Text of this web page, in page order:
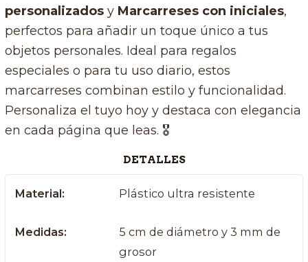
personalizadosy Marcarreses con iniciales,
perfectos para añadir un toque único a tus
objetos personales. Ideal para regalos
especiales o para tu uso diario, estos
marcarreses combinan estilo y funcionalidad.
Personaliza el tuyo hoy y destaca con elegancia
en cada página que leas. 🎖️
DETALLES
Material: Plástico ultra resistente
Medidas:
5 cm de diámetro y 3 mm de
grosor